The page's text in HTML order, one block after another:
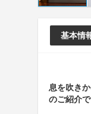
基本情
息を吹き
のご紹介で